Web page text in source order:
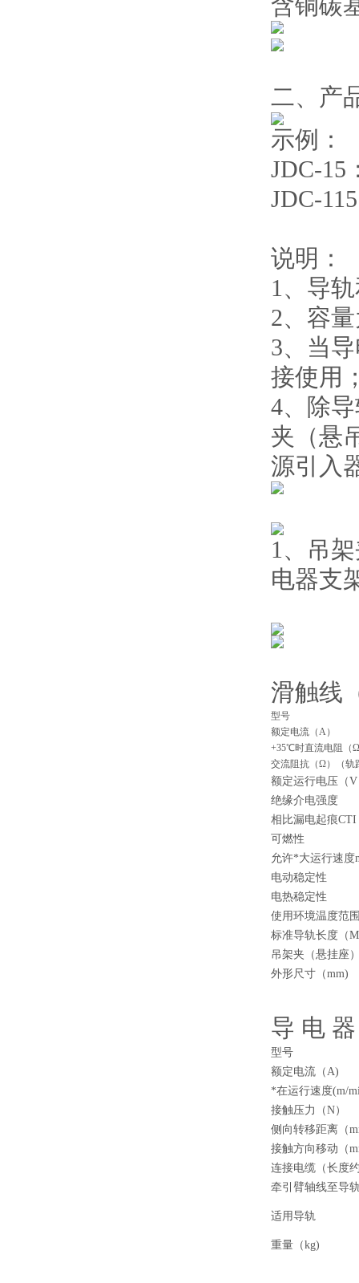
含铜碳
二、产
示例：
JDC-15
JDC-
说明：
1、导
2、容
3、当
接使用
4、除
夹（悬
源引入
1、吊
电器支
滑触线
型号
额定电流（A）
+35℃时直流电阻（
交流阻抗（Ω）（轨
额定运行电压（V
绝缘介电强度
相比漏电起痕CTI
可燃性
允许*大运行速度
电动稳定性
电热稳定性
使用环境温度范
标准导轨长度（
吊架夹（悬挂座
外形尺寸（mm)
导 电
型号
额定电流（A)
*在运行速度(m/
接触压力（N）
侧向转移距离（
接触方向移动（
连接电缆（长度
牵引臂轴线至导
适用导轨
重量（kg)